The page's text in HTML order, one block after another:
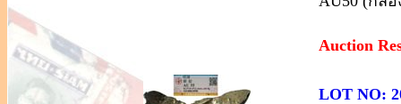
Auction
LOT NO: